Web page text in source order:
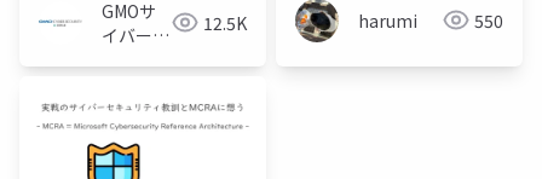
戦」
GMOサ
イバーセ
エラエ株
式会社
12.5K harumi 550